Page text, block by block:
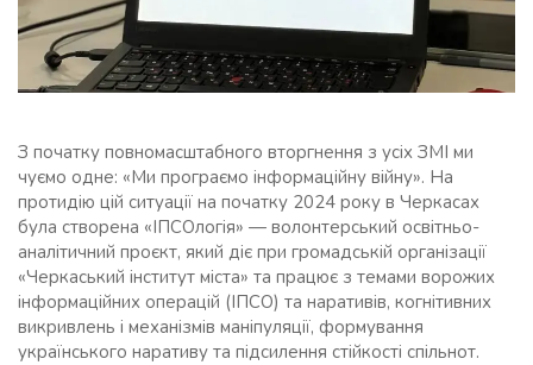
З початку повномасштабного вторгнення з усіх ЗМІ ми
чуємо одне: «Ми програємо інформаційну війну». На
протидію цій ситуації на початку 2024 року в Черкасах
була створена «ІПСОлогія» — волонтерський освітньо-
аналітичний проєкт, який діє при громадській організації
«Черкаський інститут міста» та працює з темами ворожих
інформаційних операцій (ІПСО) та наративів, когнітивних
викривлень і механізмів маніпуляції, формування
українського наративу та підсилення стійкості спільнот.